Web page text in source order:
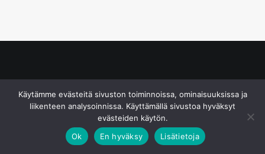
Käytämme evästeitä sivuston toiminnoissa, ominaisuuksissa ja
liikenteen analysoinnissa. Käyttämällä sivustoa hyväksyt
evästeiden käytön.
Ok
En hyväksy Lisätietoja